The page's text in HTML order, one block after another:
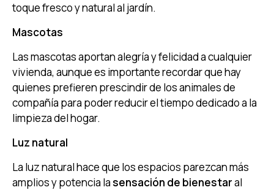
toque fresco y natural al jardín.
Mascotas
Las mascotas aportan alegría y felicidad a cualquier
vivienda, aunque es importante recordar que hay
quienes prefieren prescindir de los animales de
compañía para poder reducir el tiempo dedicado a la
limpieza del hogar.
Luz natural
La luz natural hace que los espacios parezcan más
amplios y potencia lasensación de bienestaral